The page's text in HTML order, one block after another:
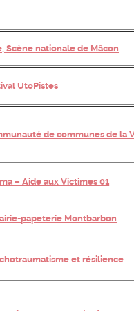
Scène nationale de Mâcon
UtoPistes
de communes de la
– Aide aux Victimes 01
papeterie Montbarbon
et résilience